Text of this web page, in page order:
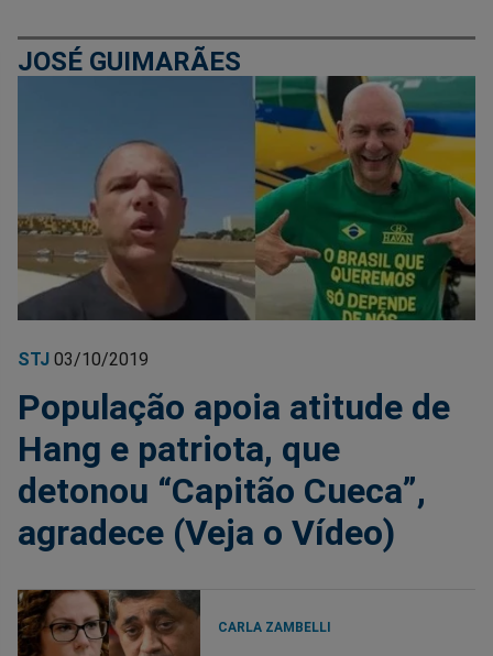
JOSÉ GUIMARÃES
STJ 03/10/2019
População apoia atitude de
Hang e patriota, que
detonou “Capitão Cueca”,
agradece (Veja o Vídeo)
CARLA ZAMBELLI